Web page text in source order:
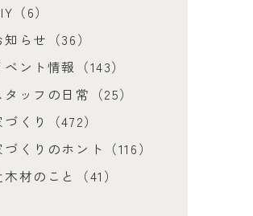
（6）
知らせ（36）
ベント情報（143）
タッフの日常（25）
づくり（472）
づくりのホント（116）
木材のこと（41）